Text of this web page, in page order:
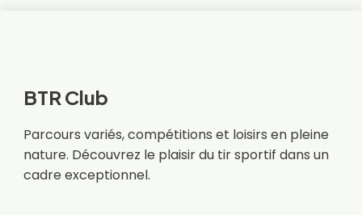
BTR Club
Parcours variés, compétitions et loisirs en pleine
nature. Découvrez le plaisir du tir sportif dans un
cadre exceptionnel.